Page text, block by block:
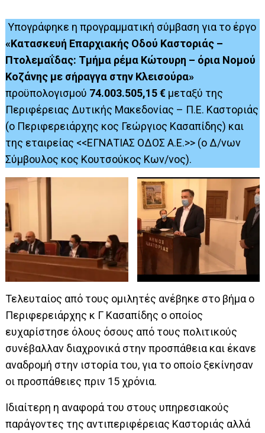
Υπογράφηκε η προγραμματική σύμβαση για το έργο
«Κατασκευή Επαρχιακής Οδού Καστοριάς –
Πτολεμαΐδας: Τμήμα ρέμα Κώτουρη – όρια Νομού
Κοζάνης με σήραγγα στην Κλεισούρα»
προϋπολογισμού 74.003.505,15 € μεταξύ της
Περιφέρειας Δυτικής Μακεδονίας – Π.Ε. Καστοριάς
(ο Περιφερειάρχης κος Γεώργιος Κασαπίδης) και
της εταιρείας <<ΕΓΝΑΤΙΑΣ ΟΔΟΣ Α.Ε.>> (ο Δ/νων
Σύμβουλος κος Κουτσούκος Κων/νος).
Τελευταίος από τους ομιλητές ανέβηκε στο βήμα ο
Περιφερειάρχης κ Γ Κασαπίδης ο οποίος
ευχαρίστησε όλους όσους από τους πολιτικούς
συνέβαλλαν διαχρονικά στην προσπάθεια και έκανε
αναδρομή στην ιστορία του, για το οποίο ξεκίνησαν
οι προσπάθειες πριν 15 χρόνια.
Ιδιαίτερη η αναφορά του στους υπηρεσιακούς
παράγοντες της αντιπεριφέρειας Καστοριάς αλλά